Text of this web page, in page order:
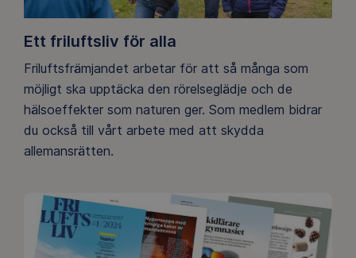
Ett friluftsliv för alla
Friluftsfrämjandet arbetar för att så många som
möjligt ska upptäcka den rörelseglädje och de
hälsoeffekter som naturen ger. Som medlem bidrar
du också till vårt arbete med att skydda
allemansrätten.